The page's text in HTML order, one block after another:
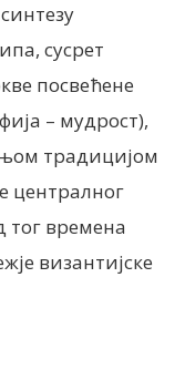
сусрет
посвећене
– мудрост),
традицијом
централног
тог времена
византијске